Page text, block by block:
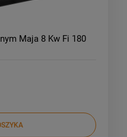
Maja 8 Kw Fi 180